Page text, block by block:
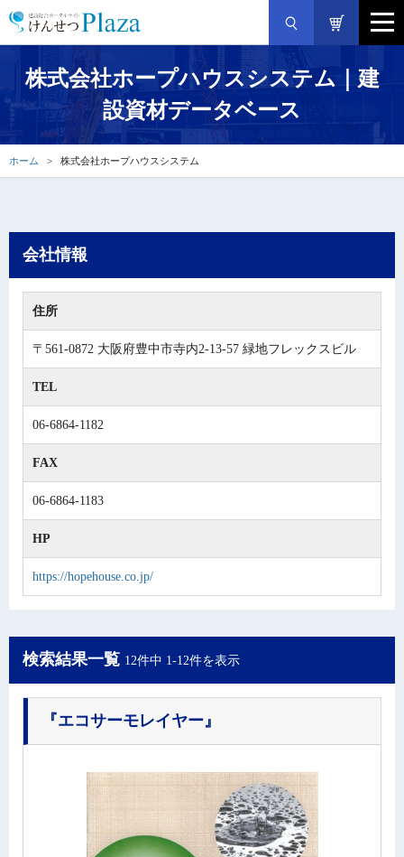
株式会社ホープハウスシステム｜建
設資材データベース
ホーム 株式会社ホープハウスシステム
会社情報
住所
〒561-0872 大阪府豊中市寺内2-13-57 緑地フレックスビル
TEL
06-6864-1182
FAX
06-6864-1183
HP
https://hopehouse.co.jp/
検索結果一覧 12件中 1-12件を表示
『エコサーモレイヤー』